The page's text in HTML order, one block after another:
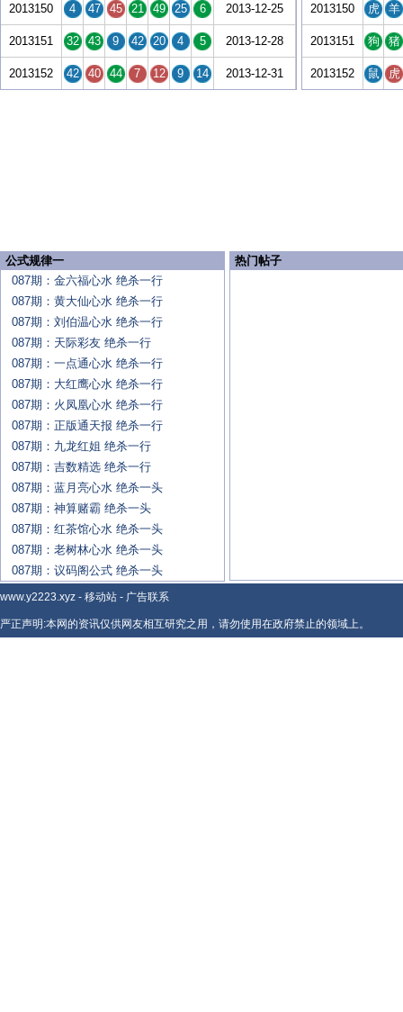
2013150 4 47 45 21 49 25 6 2013-12-25
2013151 32 43 9 42 20 4 5 2013-12-28
2013152 42 40 44 7 12 9 14 2013-12-31
2013150 虎 羊
2013151 狗 猪
2013152 鼠 虎
公式规律一
087期：金六福心水 绝杀一行
087期：黄大仙心水 绝杀一行
087期：刘伯温心水 绝杀一行
087期：天际彩友 绝杀一行
087期：一点通心水 绝杀一行
087期：大红鹰心水 绝杀一行
087期：火凤凰心水 绝杀一行
087期：正版通天报 绝杀一行
087期：九龙红姐 绝杀一行
087期：吉数精选 绝杀一行
087期：蓝月亮心水 绝杀一头
087期：神算赌霸 绝杀一头
087期：红茶馆心水 绝杀一头
087期：老树林心水 绝杀一头
087期：议码阁公式 绝杀一头
热门帖子
www.y2223.xyz - 移动站 - 广告联系
严正声明:本网的资讯仅供网友相互研究之用，请勿使用在政府禁止的领域上。